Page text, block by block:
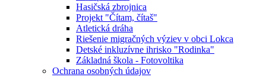
Hasičská zbrojnica
Projekt "Čítam, čítaš"
Atletická dráha
Riešenie migračných výziev v obci Lokca
Detské inkluzívne ihrisko "Rodinka"
Základná škola - Fotovoltika
Ochrana osobných údajov